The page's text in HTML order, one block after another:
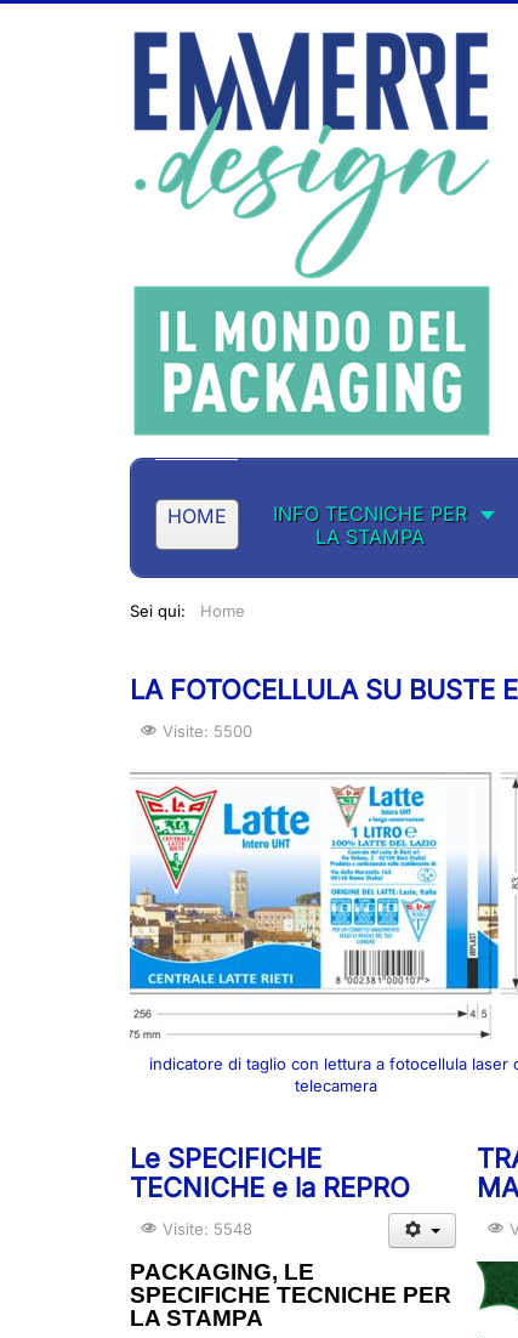
HOME
INFO TECNICHE PER
LA STAMPA
Sei qui: Home
LA FOTOCELLULA SU BUSTE
Visite: 5500
indicatore di taglio con lettura a fotocellula laser
telecamera
Le SPECIFICHE
TECNICHE e la REPRO
Visite: 5548
PACKAGING, LE
SPECIFICHE TECNICHE PER
LA STAMPA